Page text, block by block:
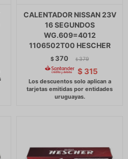
CALENTADOR NISSAN 23V
16 SEGUNDOS
WG.609=4012
1106502T00 HESCHER
$ 370 $ 379
$ 315